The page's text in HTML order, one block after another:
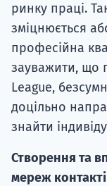
ринку праці.
зміцнюється
професійна
зауважити, що
League,
доцільно
знайти
Створення та
мереж